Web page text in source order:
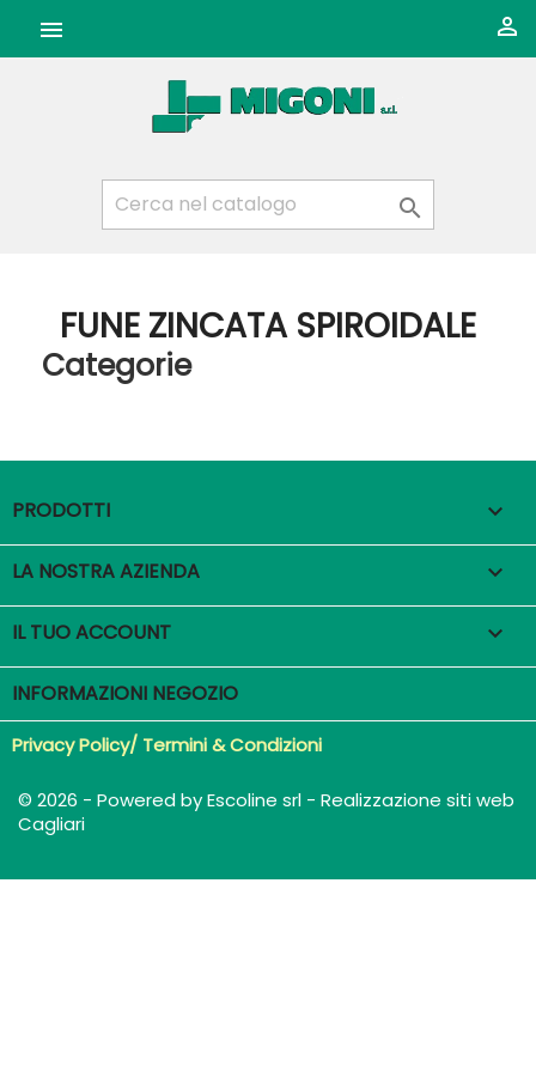
 

FUNE ZINCATA SPIROIDALE
Categorie
PRODOTTI 
LA NOSTRA AZIENDA 
IL TUO ACCOUNT 
INFORMAZIONI NEGOZIO
Privacy Policy/ Termini & Condizioni
© 2026 - Powered by Escoline srl - Realizzazione siti web
Cagliari